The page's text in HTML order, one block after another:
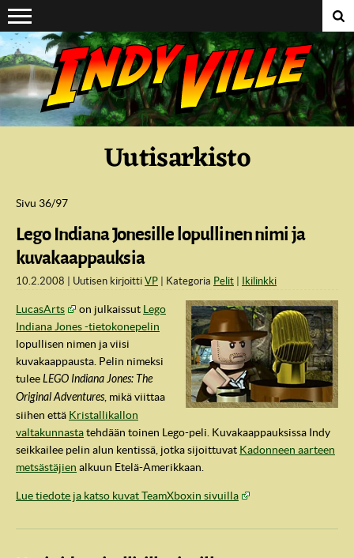
Suoraan sisältöön
Uutisarkisto
Sivu 36/97
Lego Indiana Jonesille lopullinen nimi ja
kuvakaappauksia
10.2.2008 Uutisen kirjoitti VP Kategoria Pelit Ikilinkki
LucasArts on julkaissut Lego
Indiana Jones -tietokonepelin
lopullisen nimen ja viisi
kuvakaappausta. Pelin nimeksi
tuleeLEGO Indiana Jones: The
Original Adventures , mikä viittaa
siihen että Kristallikallon
valtakunnastatehdään toinen Lego-peli. Kuvakaappauksissa Indy
seikkailee pelin alun kentissä, jotka sijoittuvat Kadonneen aarteen
metsästäjien alkuun Etelä-Amerikkaan.
Lue tiedote ja katso kuvat TeamXboxin sivuilla